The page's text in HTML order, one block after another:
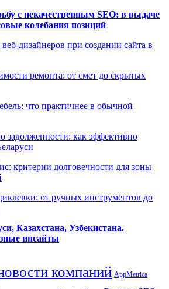
с некачественным SEO: в выдаче
колебания позиций
дизайнеров при создании сайта в
ремонта: от смет до скрытых
что практичнее в обычной
как эффективно
критерии долговечности для зоны
от ручных инструментов до
Казахстана, Узбекистана.
инсайты
компаний AppMetrica